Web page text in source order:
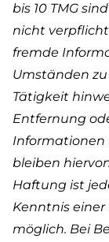
bis 10 TMG
nicht
fremde
Umständen
Tätigkeit
Entfernung
Informationen
bleiben
Haftung ist
Kenntnis
möglich. Bei